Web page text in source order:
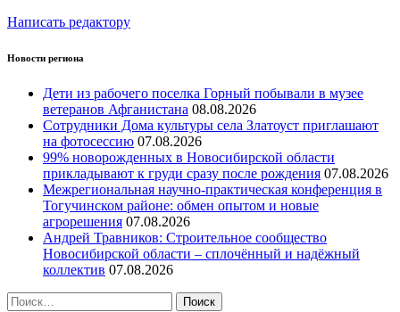
Написать редактору
Новости региона
Дети из рабочего поселка Горный побывали в музее
ветеранов Афганистана 08.08.2026
Сотрудники Дома культуры села Златоуст приглашают
на фотосессию 07.08.2026
99% новорожденных в Новосибирской области
прикладывают к груди сразу после рождения 07.08.2026
Межрегиональная научно‑практическая конференция в
Тогучинском районе: обмен опытом и новые
агрорешения 07.08.2026
Андрей Травников: Строительное сообщество
Новосибирской области – сплочённый и надёжный
коллектив 07.08.2026
Найти: